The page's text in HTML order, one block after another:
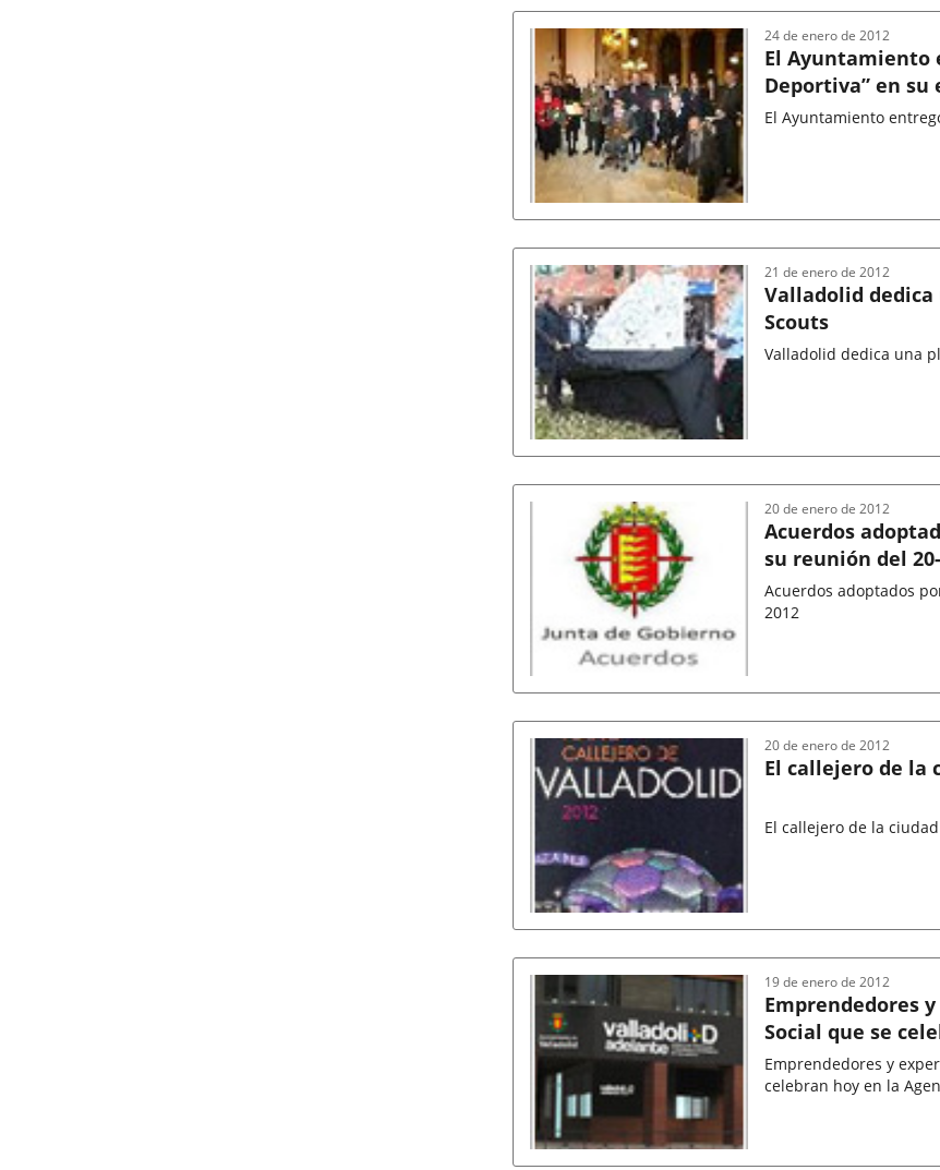
la
noticia
El Ayuntamiento
Deportiva” en su
El Ayuntamiento
la
noticia
24 de enero de 2012
Valladolid dedica
Scouts
Valladolid dedica una
la
noticia
21 de enero de 2012
Acuerdos
su reunión del
Acuerdos adoptados
2012
la
noticia
20 de enero de 2012
El callejero de la
El callejero de la
la
noticia
20 de enero de 2012
Emprendedores
Social que se
Emprendedores y
celebran hoy en la
19 de enero de 2012